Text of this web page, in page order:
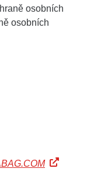
osobních
osobních